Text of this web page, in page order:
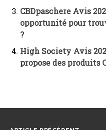
CBDpaschere Avis
opportunité pour
?
High Society Avis
propose des produits